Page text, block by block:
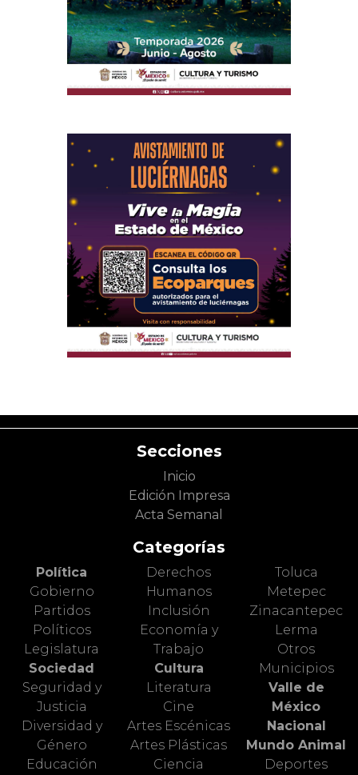
Secciones
Inicio
Edición Impresa
Acta Semanal
Categorías
Política
Gobierno
Partidos
Políticos
Legislatura
Sociedad
Seguridad y
Justicia
Diversidad y
Género
Educación
Derechos
Humanos
Inclusión
Economía y
Trabajo
Cultura
Literatura
Cine
Artes Escénicas
Artes Plásticas
Ciencia
Toluca
Metepec
Zinacantepec
Lerma
Otros
Municipios
Valle de
México
Nacional
Mundo Animal
Deportes